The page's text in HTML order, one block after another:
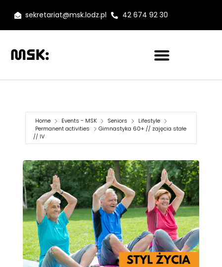
sekretariat@msk.lodz.pl 42 674 92 30
Home Events - MSK Seniors
Lifestyle
Permanent activities
Gimnastyka 60+ // zajęcia stałe
// IV